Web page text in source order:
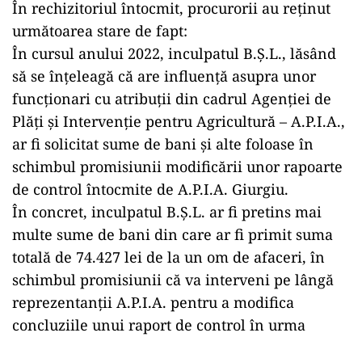
În rechizitoriul întocmit, procurorii au reținut
următoarea stare de fapt:
În cursul anului 2022, inculpatul B.Ș.L., lăsând
să se înțeleagă că are influență asupra unor
funcționari cu atribuții din cadrul Agenției de
Plăți și Intervenție pentru Agricultură – A.P.I.A.,
ar fi solicitat sume de bani și alte foloase în
schimbul promisiunii modificării unor rapoarte
de control întocmite de A.P.I.A. Giurgiu.
În concret, inculpatul B.Ș.L. ar fi pretins mai
multe sume de bani din care ar fi primit suma
totală de 74.427 lei de la un om de afaceri, în
schimbul promisiunii că va interveni pe lângă
reprezentanții A.P.I.A. pentru a modifica
concluziile unui raport de control în urma